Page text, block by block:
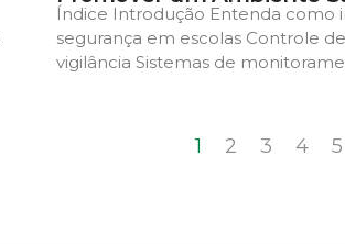
Índice Introdução Entenda como
segurança em escolas Controle
vigilância Sistemas de
1 2 3 4 5